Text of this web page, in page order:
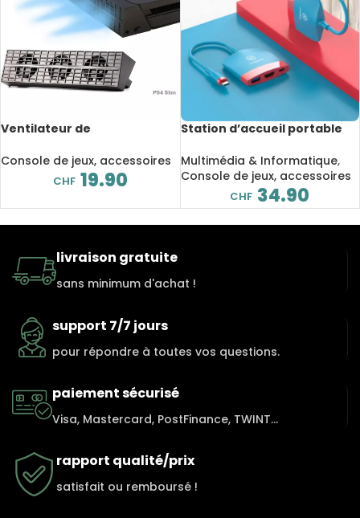
Ventilateur de
PS4 Slim, contrôle de la
température
Console de jeux, accessoires
CHF 19.90
Station d’accueil portable
3.0 PD, HDMI 4K
Multimédia & Informatique,
Console de jeux, accessoires
CHF 34.90
livraison gratuite
sans minimum d'achat !
support 7/7 jours
pour répondre à toutes vos questions.
paiement sécurisé
Visa, Mastercard, PostFinance, TWINT...
rapport qualité/prix
satisfait ou remboursé !